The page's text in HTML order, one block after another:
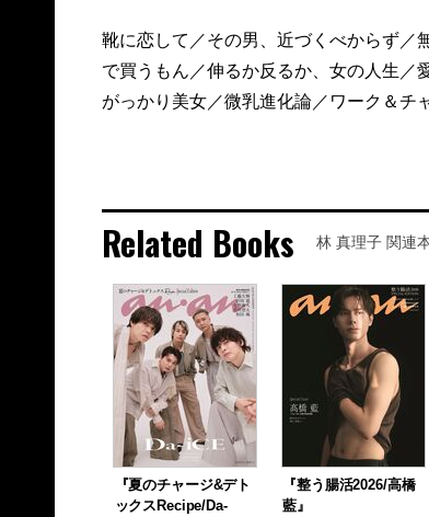
靴に恋して／その男、近づくべからず／
で買うもん／伸るか反るか、女の人生／
がっかり美女／微乳進化論／ワーク＆チ
Related Books 林 真理子 関連
『夏のチャージ&デト
ックスRecipe/Da-
『整う腸活2026/高橋
藍』